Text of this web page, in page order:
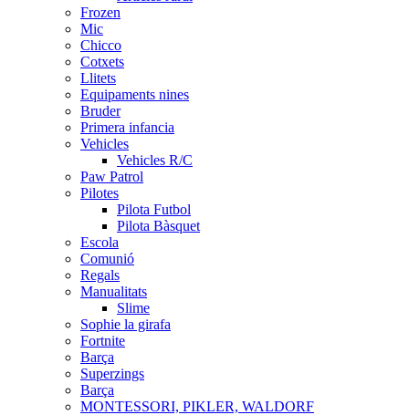
Frozen
Mic
Chicco
Cotxets
Llitets
Equipaments nines
Bruder
Primera infancia
Vehicles
Vehicles R/C
Paw Patrol
Pilotes
Pilota Futbol
Pilota Bàsquet
Escola
Comunió
Regals
Manualitats
Slime
Sophie la girafa
Fortnite
Barça
Superzings
Barça
MONTESSORI, PIKLER, WALDORF